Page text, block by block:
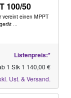
100/50
vereint einen MPPT
...
Listenpreis:*
1 Stk 1 140,00 €
Ust. & Versand.